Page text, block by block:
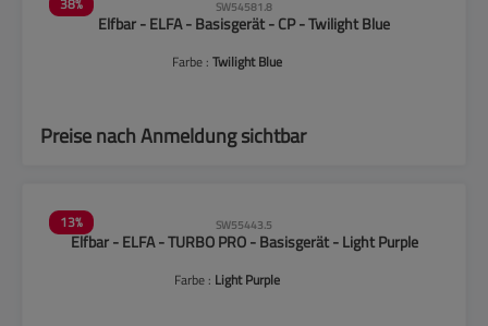
SW54581.8
Elfbar - ELFA - Basisgerät - CP - Twilight Blue
Farbe :Twilight Blue
Preise nach Anmeldung sichtbar
13% SW55443.5
Elfbar - ELFA - TURBO PRO - Basisgerät - Light Purple
Farbe : Light Purple